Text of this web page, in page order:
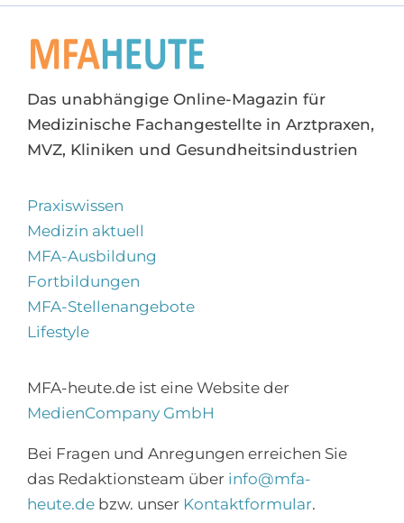
Das unabhängige Online-Magazin für
Medizinische Fachangestellte in Arztpraxen,
MVZ, Kliniken und Gesundheitsindustrien
Praxiswissen
Medizin aktuell
MFA-Ausbildung
Fortbildungen
MFA-Stellenangebote
Lifestyle
MFA-heute.de ist eine Website der
MedienCompany GmbH
Bei Fragen und Anregungen erreichen Sie
das Redaktionsteam über info@mfa-
heute.debzw. unser Kontaktformular.
Abonnieren Sie den